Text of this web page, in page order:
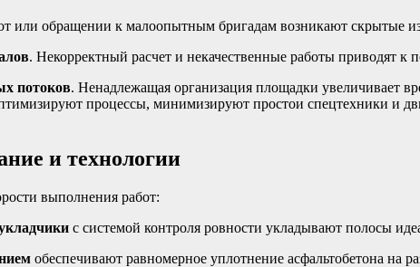
или обращении к малоопытным бригадам возникают скрытые
. Некорректный расчет и некачественные работы приводят
потоков. Ненадлежащая организация площадки увеличивает
процессы, минимизируют простои спецтехники и
и технологии
выполнения работ:
с системой контроля ровности укладывают полосы
обеспечивают равномерное уплотнение асфальтобетона на